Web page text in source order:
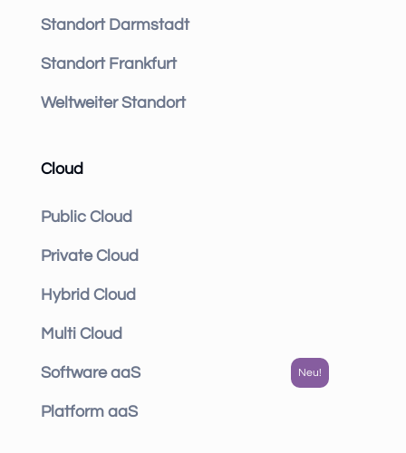
Standort Darmstadt
Standort Frankfurt
Weltweiter Standort
Cloud
Public Cloud
Private Cloud
Hybrid Cloud
Multi Cloud
Software aaS
Platform aaS